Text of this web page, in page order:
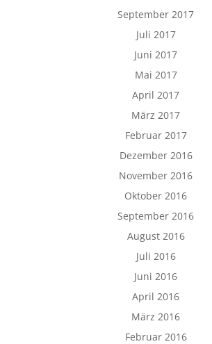
September 2017
Juli 2017
Juni 2017
Mai 2017
April 2017
März 2017
Februar 2017
Dezember 2016
November 2016
Oktober 2016
September 2016
August 2016
Juli 2016
Juni 2016
April 2016
März 2016
Februar 2016